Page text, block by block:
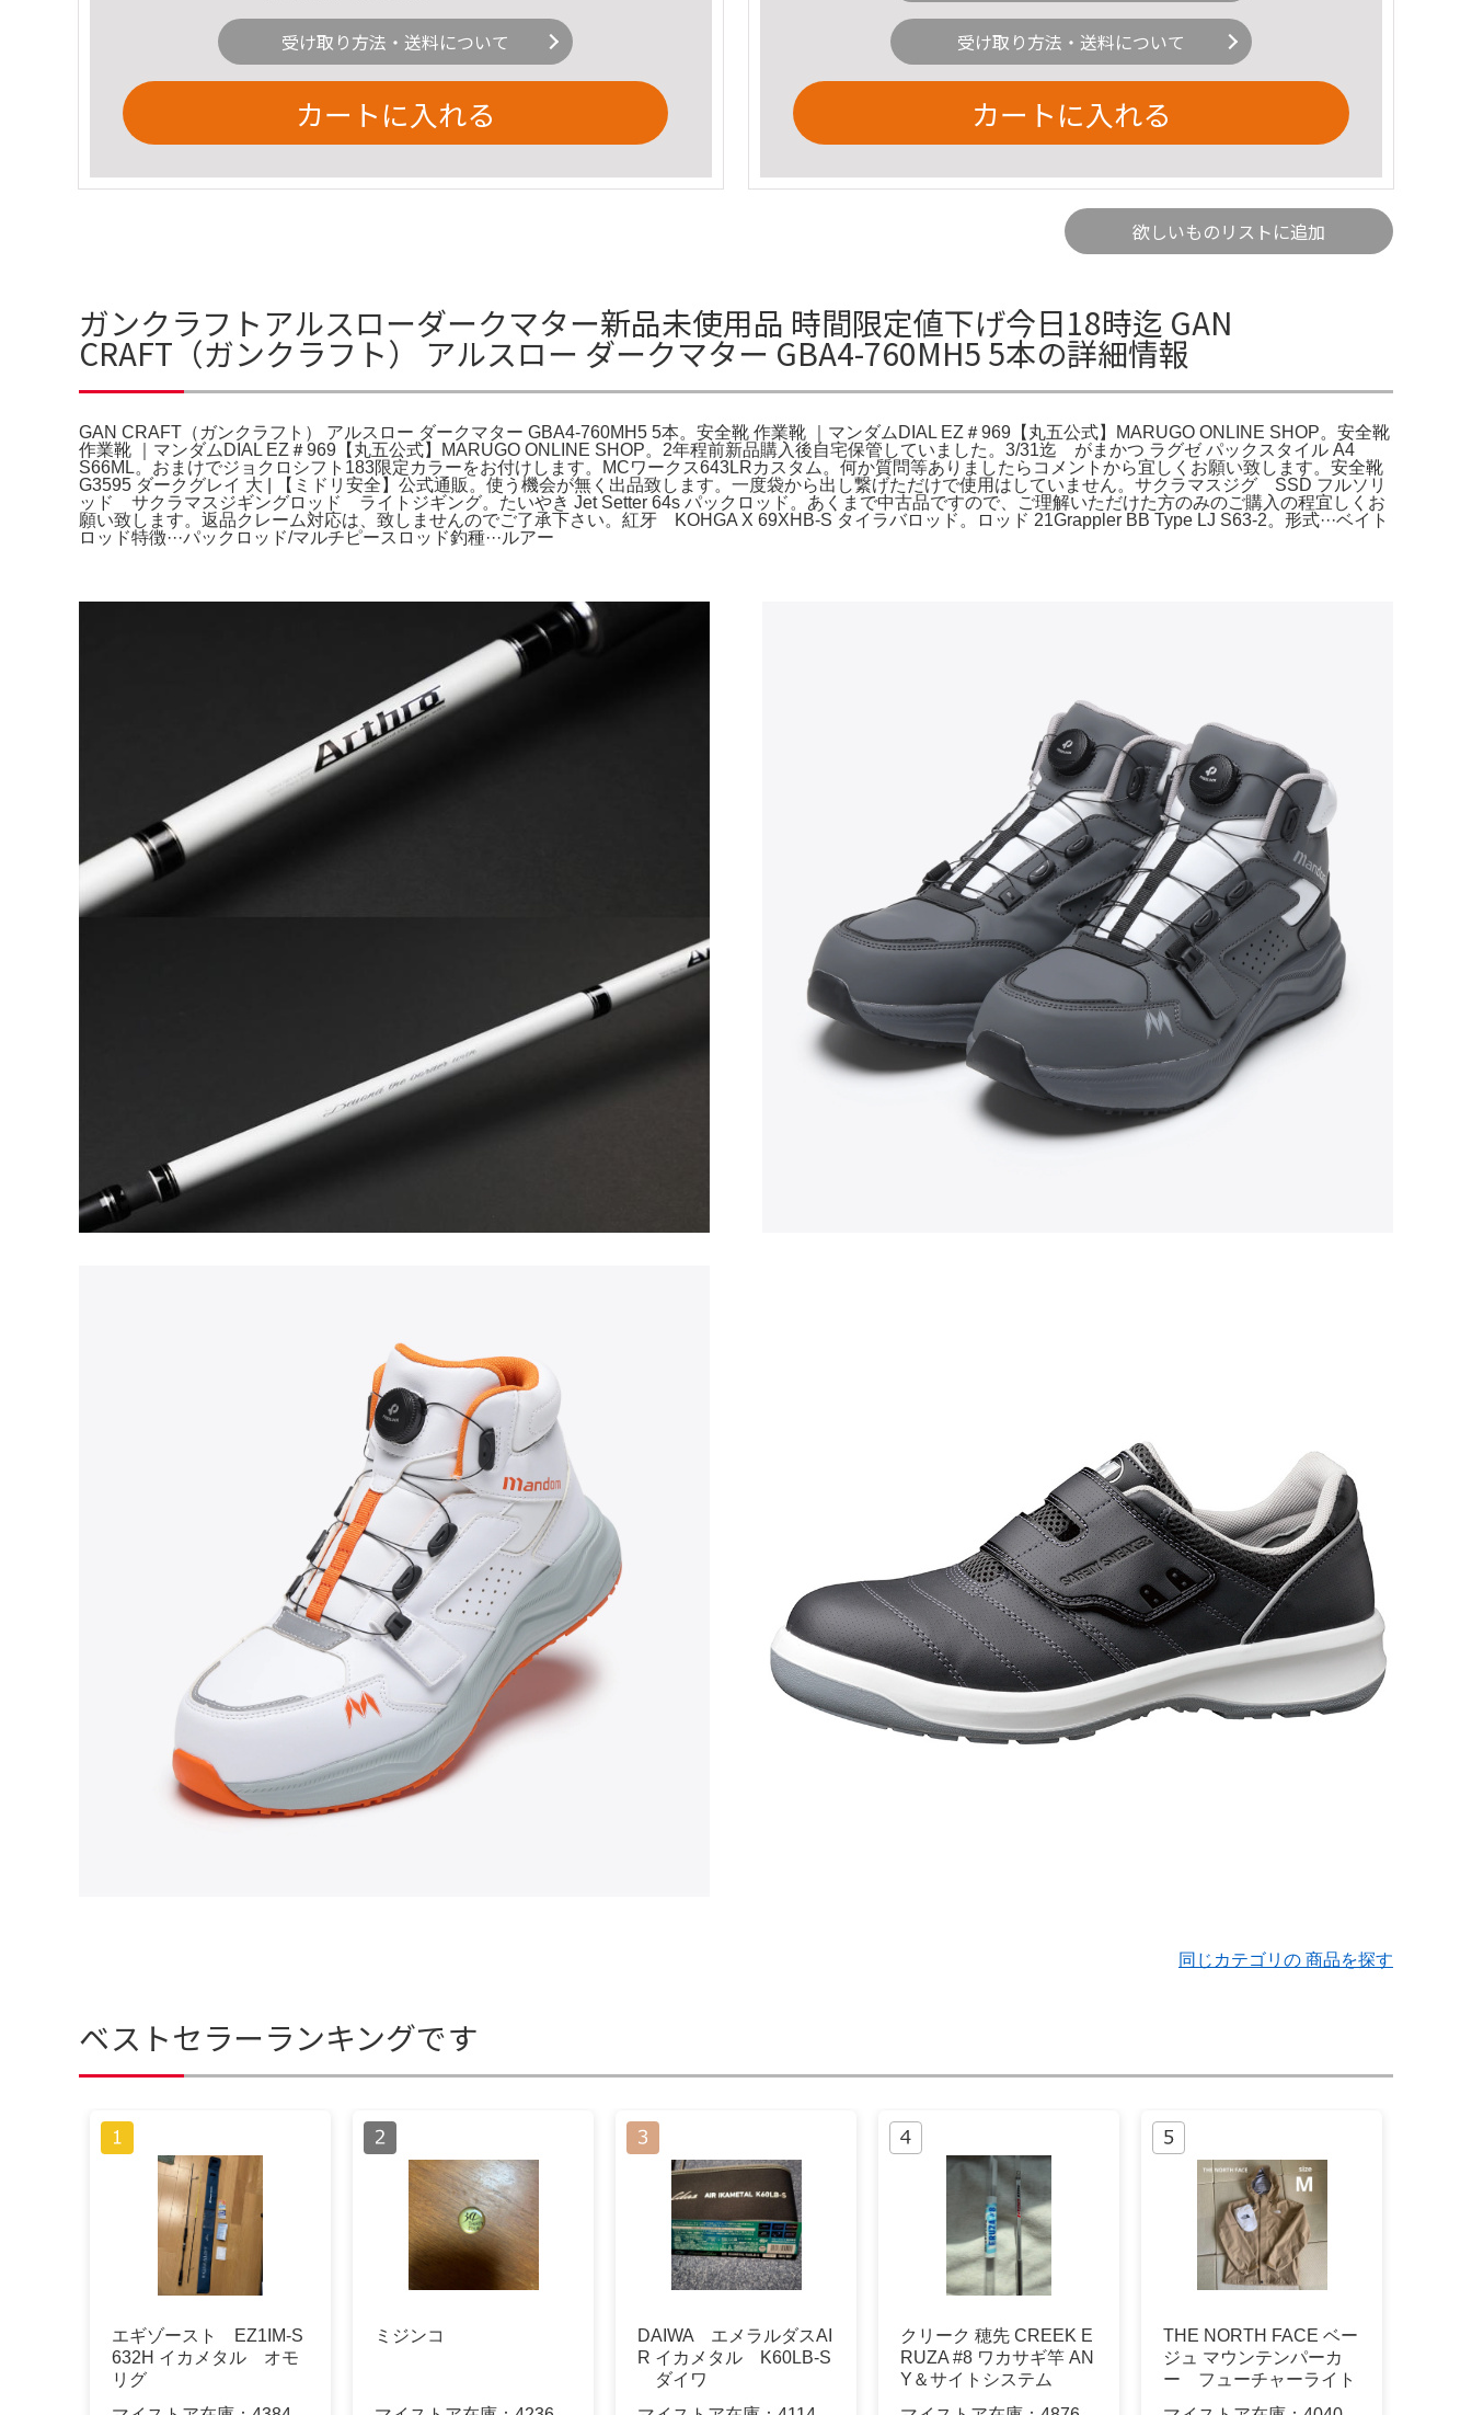
受け取り方法・送料について
カートに入れる
受け取り方法・送料について
カートに入れる
欲しいものリストに追加
ガンクラフトアルスローダークマター新品未使用品 時間限定値下げ今日18時迄 GAN
CRAFT（ガンクラフト） アルスロー ダークマター GBA4-760MH5 5本の詳細情報
GAN CRAFT（ガンクラフト） アルスロー ダークマター GBA4-760MH5 5本。安全靴 作業靴 ｜マンダムDIAL EZ＃969【丸五公式】MARUGO ONLINE SHOP。安全靴
作業靴 ｜マンダムDIAL EZ＃969【丸五公式】MARUGO ONLINE SHOP。2年程前新品購入後自宅保管していました。3/31迄 がまかつ ラグゼ パックスタイル A4
S66ML。おまけでジョクロシフト183限定カラーをお付けします。MCワークス643LRカスタム。何か質問等ありましたらコメントから宜しくお願い致します。安全靴
G3595 ダークグレイ 大 | 【ミドリ安全】公式通販。使う機会が無く出品致します。一度袋から出し繋げただけで使用はしていません。サクラマスジグ SSD フルソリ
ッド サクラマスジギングロッド ライトジギング。たいやき Jet Setter 64s パックロッド。あくまで中古品ですので、ご理解いただけた方のみのご購入の程宜しくお
願い致します。返品クレーム対応は、致しませんのでご了承下さい。紅牙 KOHGA X 69XHB-S タイラバロッド。ロッド 21Grappler BB Type LJ S63-2。形式···ベイト
ロッド特徴···パックロッド/マルチピースロッド釣種···ルアー
同じカテゴリの 商品を探す
ベストセラーランキングです
エギゾースト EZ1IM-S
632H イカメタル オモ
リグ
ミジンコ
DAIWA エメラルダスAI
R イカメタル K60LB-S
ダイワ
クリーク 穂先 CREEK E
RUZA #8 ワカサギ竿 AN
Y＆サイトシステム
THE NORTH FACE ベー
ジュ マウンテンパーカ
ー フューチャーライト